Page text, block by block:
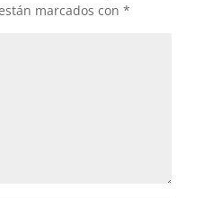
marcados con *